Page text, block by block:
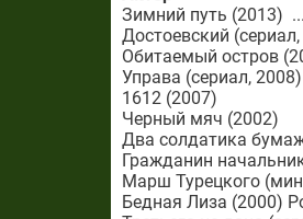
Зимний путь (2013)
Достоевский
Обитаемый остров
Управа (сериал, 2008)
1612 (2007)
Черный мяч (2002)
Два солдатика
Гражданин
Марш Турецкого
Бедная Лиза (2000)